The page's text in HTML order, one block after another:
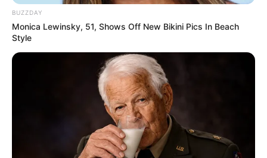
BUZZDAY
Monica Lewinsky, 51, Shows Off New Bikini Pics In Beach
Style